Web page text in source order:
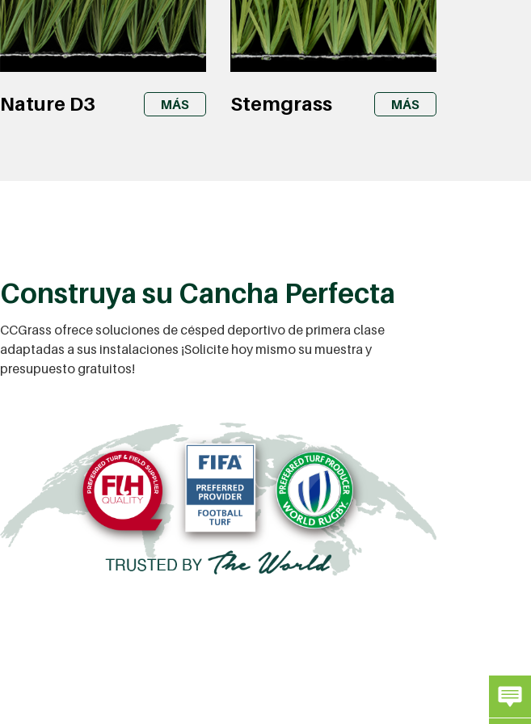
Nature D3 MÁS Stemgrass MÁS
Construya su Cancha Perfecta
CCGrass ofrece soluciones de césped deportivo de primera clase
adaptadas a sus instalaciones ¡Solicite hoy mismo su muestra y
presupuesto gratuitos!